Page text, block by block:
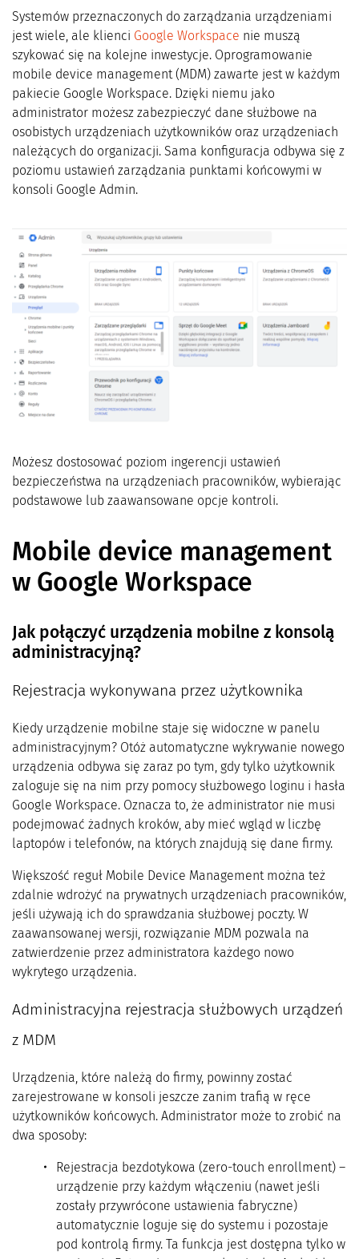
Systemów przeznaczonych do zarządzania urządzeniami
jest wiele, ale klienci Google Workspace nie muszą
szykować się na kolejne inwestycje. Oprogramowanie
mobile device management (MDM) zawarte jest w każdym
pakiecie Google Workspace. Dzięki niemu jako
administrator możesz zabezpieczyć dane służbowe na
osobistych urządzeniach użytkowników oraz urządzeniach
należących do organizacji. Sama konfiguracja odbywa się z
poziomu ustawień zarządzania punktami końcowymi w
konsoli Google Admin.
Możesz dostosować poziom ingerencji ustawień
bezpieczeństwa na urządzeniach pracowników, wybierając
podstawowe lub zaawansowane opcje kontroli.
Mobile device management
w Google Workspace
Jak połączyć urządzenia mobilne z konsolą
administracyjną?
Rejestracja wykonywana przez użytkownika
Kiedy urządzenie mobilne staje się widoczne w panelu
administracyjnym? Otóż automatyczne wykrywanie nowego
urządzenia odbywa się zaraz po tym, gdy tylko użytkownik
zaloguje się na nim przy pomocy służbowego loginu i hasła
Google Workspace. Oznacza to, że administrator nie musi
podejmować żadnych kroków, aby mieć wgląd w liczbę
laptopów i telefonów, na których znajdują się dane firmy.
Większość reguł Mobile Device Management można też
zdalnie wdrożyć na prywatnych urządzeniach pracowników,
jeśli używają ich do sprawdzania służbowej poczty. W
zaawansowanej wersji, rozwiązanie MDM pozwala na
zatwierdzenie przez administratora każdego nowo
wykrytego urządzenia.
Administracyjna rejestracja służbowych urządzeń
z MDM
Urządzenia, które należą do firmy, powinny zostać
zarejestrowane w konsoli jeszcze zanim trafią w ręce
użytkowników końcowych. Administrator może to zrobić na
dwa sposoby:
Rejestracja bezdotykowa (zero-touch enrollment) –
urządzenie przy każdym włączeniu (nawet jeśli
zostały przywrócone ustawienia fabryczne)
automatycznie loguje się do systemu i pozostaje
pod kontrolą firmy. Ta funkcja jest dostępna tylko w